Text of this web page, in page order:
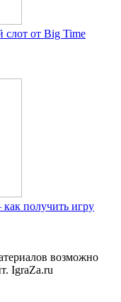
от Big Time
получить игру
возможно
IgraZa.ru